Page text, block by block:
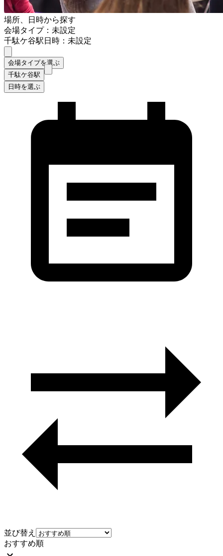
場所、日時から探す
会場タイプ：未設定
千駄ケ谷駅日時：未設定
会場タイプを選ぶ
千駄ケ谷駅
日時を選ぶ
並び替え
おすすめ順